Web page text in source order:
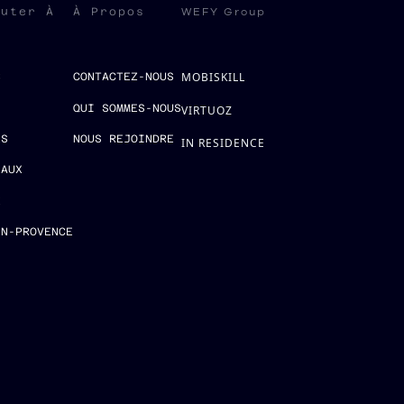
À
PROVENCE
À Propos
CONTACTEZ-NOUS
QUI SOMMES-NOUS
NOUS REJOINDRE
WEFY Group
MOBISKILL
VIRTUOZ
IN RESIDENCE